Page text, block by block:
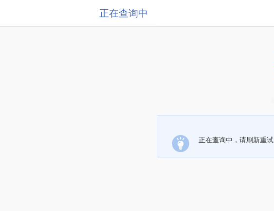
正在查询中
正在查询中，请刷新重试